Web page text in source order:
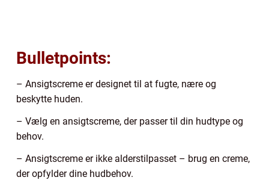
Bulletpoints:
– Ansigtscreme er designet til at fugte, nære og
beskytte huden.
– Vælg en ansigtscreme, der passer til din hudtype og
behov.
– Ansigtscreme er ikke alderstilpasset – brug en creme,
der opfylder dine hudbehov.